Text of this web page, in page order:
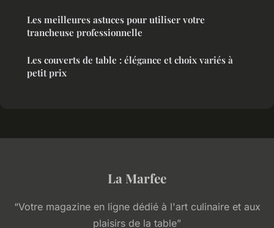
Les meilleures astuces pour utiliser votre
trancheuse professionnelle
Les couverts de table : élégance et choix variés à
petit prix
La Marfee
“Votre magazine en ligne dédié à l'art culinaire et aux
plaisirs de la table”